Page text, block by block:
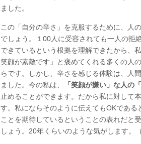
ました。
この「自分の辛さ」を克服するために、人
でしょう。１00人に受容されても一人の拒
できているという根拠を理解できたから、
笑顔が素敵です」と褒めてくれる多くの人
らです。しかし、辛さを感じる体験は、人
ました。今の私は、
「笑顔が嫌い」な人の
止めることができます。だから私に対して
す。私にならそのように伝えてもOKであ
ことを期待しているということの表れだと
しょう。20年くらいのような気がします。（